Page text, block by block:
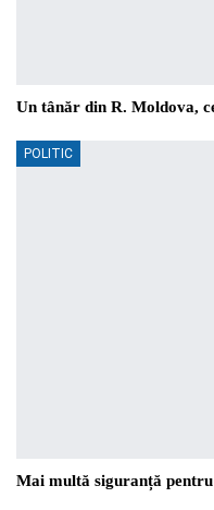
Un tânăr din R. Moldova,
POLITIC
Mai multă siguranță